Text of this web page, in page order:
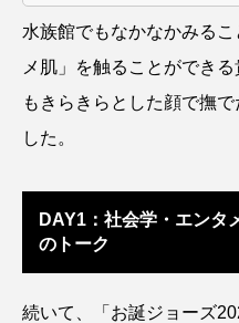
ハナミノカサゴ ハ
バイオロギング バ
バンドウイルカ ヒ
ビワマス ピラルクー
フエダイ フエフキ
水族館でもなかなかみる
メ肌」を触ることができ
もきらきらとした顔で撫
した。
DAY1：社会学・エンタ
のトーク
続いて、「お誕ジョーズ